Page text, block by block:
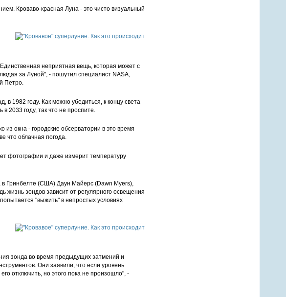
Кроваво-красная Луна - это чисто визуальный
неприятная вещь, которая может с
за Луной", - пошутил специалист NASA,
Петро.
1982 году. Как можно убедиться, к концу света
2033 году, так что не проспите.
окна - городские обсерватории в это время
что облачная погода.
фотографии и даже измерит температуру
в Гринбелте (США) Даун Майерс (Dawn Myers),
жизнь зондов зависит от регулярного освещения
"выжить" в непростых условиях
зонда во время предыдущих затмений и
Они заявили, что если уровень
отключить, но этого пока не произошло", -